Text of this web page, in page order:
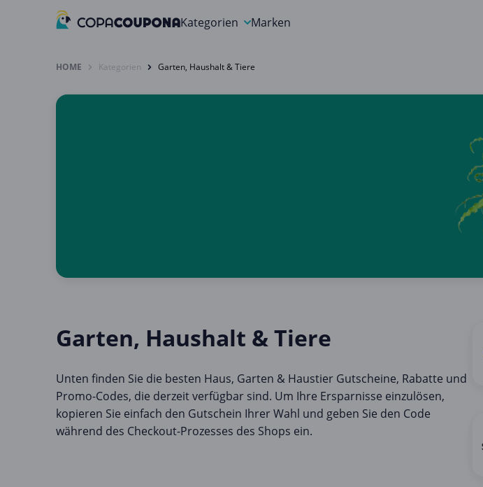
Kategorien
Auto, Motorrad & Werkzeuge
Blumen & Geschenke Garten, Haushalt & Tiere
Marken
HOME Kategorien Garten, Haushalt & Tiere
Garten, Haushalt & Tiere
Unten finden Sie die besten Haus, Garten & Haustier Gutscheine, Rabatte und
Promo-Codes, die derzeit verfügbar sind. Um Ihre Ersparnisse einzulösen,
kopieren Sie einfach den Gutschein Ihrer Wahl und geben Sie den Code
während des Checkout-Prozesses des Shops ein.